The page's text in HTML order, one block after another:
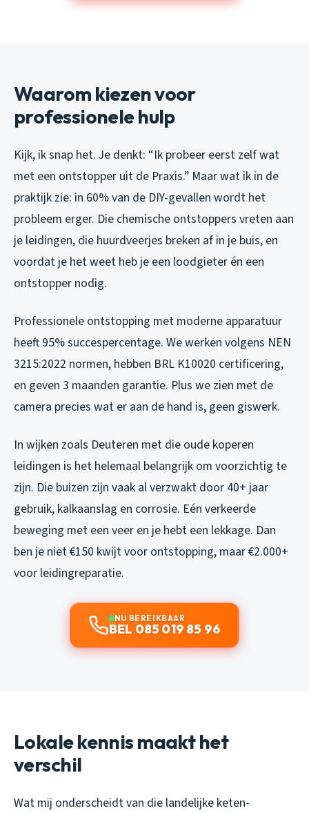
Waarom kiezen voor
professionele hulp
Kijk, ik snap het. Je denkt: “Ik probeer eerst zelf wat
met een ontstopper uit de Praxis.” Maar wat ik in de
praktijk zie: in 60% van de DIY-gevallen wordt het
probleem erger. Die chemische ontstoppers vreten aan
je leidingen, die huurdveerjes breken af in je buis, en
voordat je het weet heb je een loodgieter én een
ontstopper nodig.
Professionele ontstopping met moderne apparatuur
heeft 95% succespercentage. We werken volgens NEN
3215:2022 normen, hebben BRL K10020 certificering,
en geven 3 maanden garantie. Plus we zien met de
camera precies wat er aan de hand is, geen giswerk.
In wijken zoals Deuteren met die oude koperen
leidingen is het helemaal belangrijk om voorzichtig te
zijn. Die buizen zijn vaak al verzwakt door 40+ jaar
gebruik, kalkaanslag en corrosie. Eén verkeerde
beweging met een veer en je hebt een lekkage. Dan
ben je niet €150 kwijt voor ontstopping, maar €2.000+
voor leidingreparatie.
NU BEREIKBAAR
BEL 085 019 85 96
Lokale kennis maakt het
verschil
Wat mij onderscheidt van die landelijke keten-